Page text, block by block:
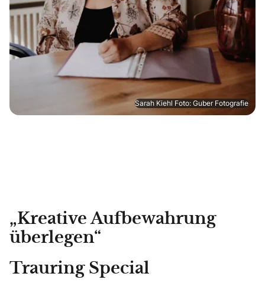
Sarah Kiehl Foto: Guber Fotografie
„Kreative Aufbewahrung
überlegen“
Trauring Special